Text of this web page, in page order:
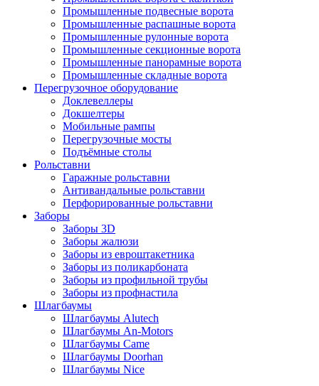
Промышленные подвесные ворота
Промышленные распашные ворота
Промышленные рулонные ворота
Промышленные секционные ворота
Промышленные панорамные ворота
Промышленные складные ворота
Перегрузочное оборудование
Доклевеллеры
Докшелтеры
Мобильные рампы
Перегрузочные мосты
Подъёмные столы
Рольставни
Гаражные рольставни
Антивандальные рольставни
Перфорированные рольставни
Заборы
Заборы 3D
Заборы жалюзи
Заборы из евроштакетника
Заборы из поликарбоната
Заборы из профильной трубы
Заборы из профнастила
Шлагбаумы
Шлагбаумы Alutech
Шлагбаумы An-Motors
Шлагбаумы Came
Шлагбаумы Doorhan
Шлагбаумы Nice